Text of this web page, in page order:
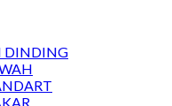
DINDING